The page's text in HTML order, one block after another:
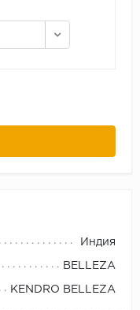
Индия
BELLEZA
KENDRO BELLEZA